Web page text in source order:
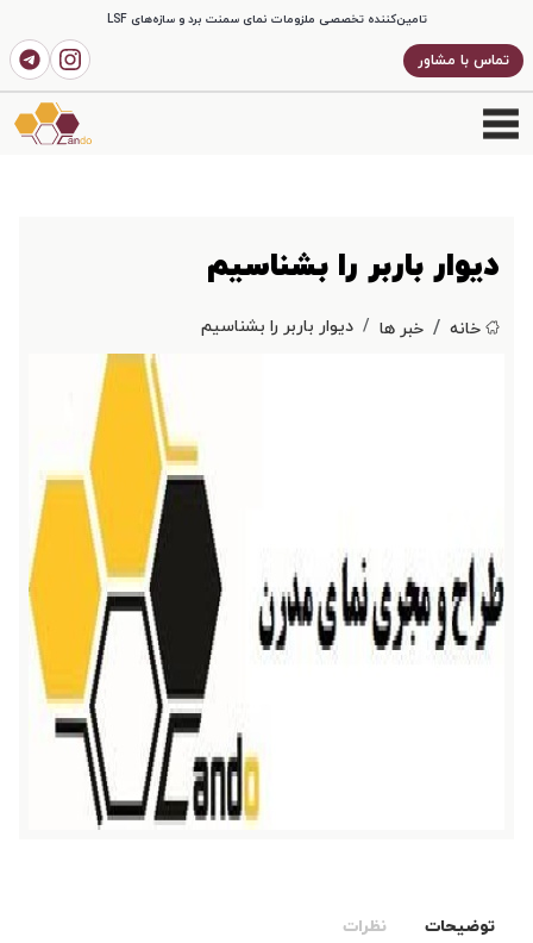
تامین‌کننده تخصصی ملزومات نمای سمنت برد و سازه‌های LSF
تماس با مشاور
دیوار باربر را بشناسیم
خانه خبر ها دیوار باربر را بشناسیم
توضیحات نظرات